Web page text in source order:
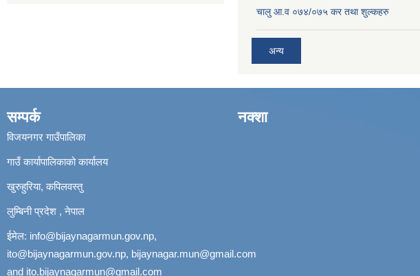
चालु आ.व ०७४/०७५ कर तथा शुल्कहरु
अन्य
सम्पर्क
विजयनगर गाउँपालिका
गाउँ कार्यापालिकाको कार्यालय
खुरुहुरिया, कपिलवस्तु
लुम्बिनी प्रदेश , नेपाल
ईमेल: info@bijaynagarmun.gov.np,
ito@bijaynagarmun.gov.np, bijaynagar.mun@gmail.com
and ito.bijaynagarmun@gmail.com
नक्शा